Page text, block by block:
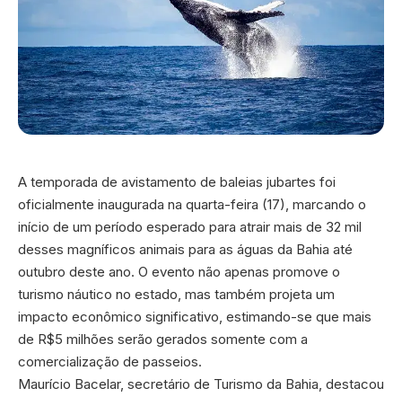
A temporada de avistamento de baleias jubartes foi
oficialmente inaugurada na quarta-feira (17), marcando o
início de um período esperado para atrair mais de 32 mil
desses magníficos animais para as águas da Bahia até
outubro deste ano. O evento não apenas promove o
turismo náutico no estado, mas também projeta um
impacto econômico significativo, estimando-se que mais
de R$5 milhões serão gerados somente com a
comercialização de passeios.
Maurício Bacelar, secretário de Turismo da Bahia, destacou